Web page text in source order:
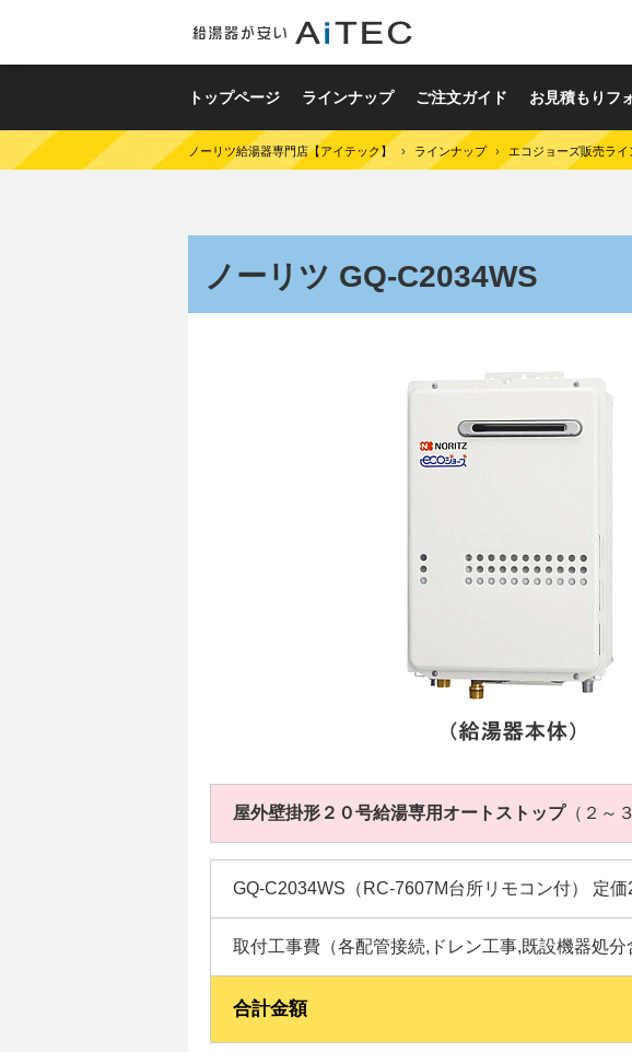
トップページ ラインナップ ご注文ガイド お見積もりフ
ノーリツ給湯器専門店【アイテック】 › ラインナップ › エコジョーズ販売ライ
ノーリツ GQ-C2034WS
屋外壁掛形２０号給湯専用オートストップ（２～
GQ-C2034WS（RC-7607M台所リモコン付） 定価
取付工事費（各配管接続,ドレン工事,既設機器処分
合計金額